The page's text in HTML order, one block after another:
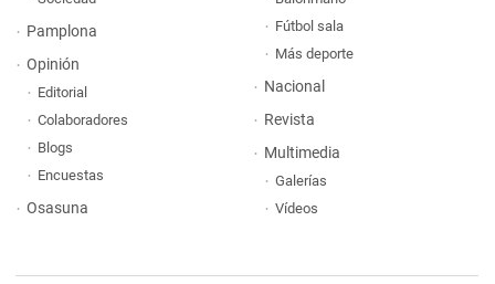
Pamplona
Opinión
Editorial
Colaboradores
Blogs
Encuestas
Osasuna
Fútbol sala
Más deporte
Nacional
Revista
Multimedia
Galerías
Vídeos